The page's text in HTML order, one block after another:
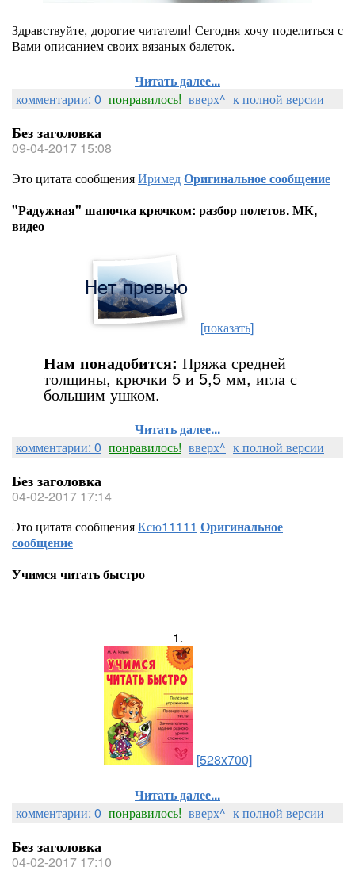
Здравствуйте, дорогие читатели! Сегодня хочу поделиться с
Вами описанием своих вязаных балеток.
Читать далее...
комментарии: 0 понравилось! вверх^ к полной версии
Без заголовка
09-04-2017 15:08
Это цитата сообщенияИримедОригинальное сообщение
"Радужная" шапочка крючком: разбор полетов. МК,
видео
[показать]
Нам понадобится: Пряжа средней
толщины, крючки 5 и 5,5 мм, игла с
большим ушком.
Читать далее...
комментарии: 0 понравилось! вверх^ к полной версии
Без заголовка
04-02-2017 17:14
Это цитата сообщенияКсю11111 Оригинальное
сообщение
Учимся читать быстро
1.
[528x700]
Читать далее...
комментарии: 0 понравилось! вверх^ к полной версии
Без заголовка
04-02-2017 17:10